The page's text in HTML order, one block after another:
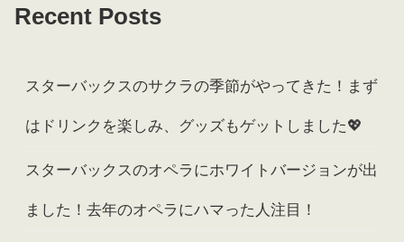
Recent Posts
スターバックスのサクラの季節がやってきた！まず
はドリンクを楽しみ、グッズもゲットしました💖
スターバックスのオペラにホワイトバージョンが出
ました！去年のオペラにハマった人注目！